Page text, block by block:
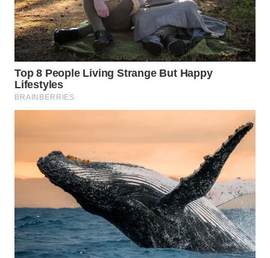
Media
Group
WAHANA
NEWS
WAHANA
ADVOKAT
WAHANA
INFRASTRUKTUR
WAHANA
KONSUMEN